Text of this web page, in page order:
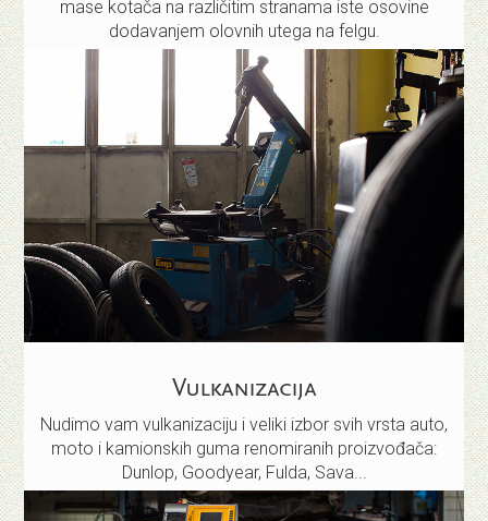
mase kotača na različitim stranama iste osovine
dodavanjem olovnih utega na felgu.
Vulkanizacija
Nudimo vam vulkanizaciju i veliki izbor svih vrsta auto,
moto i kamionskih guma renomiranih proizvođača:
Dunlop, Goodyear, Fulda, Sava...